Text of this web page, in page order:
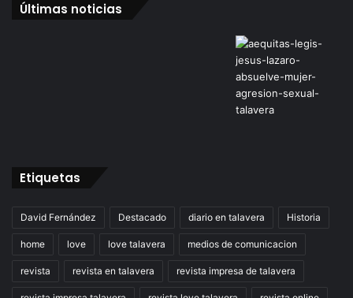
Últimas noticias
Etiquetas
David Fernández Destacado diario en talavera Historia
home love love talavera medios de comunicacion
revista revista en talavera revista impresa de talavera